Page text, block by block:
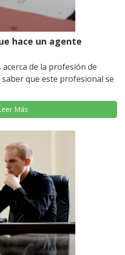
hace un agente
de la profesión de
que este profesional se
Más